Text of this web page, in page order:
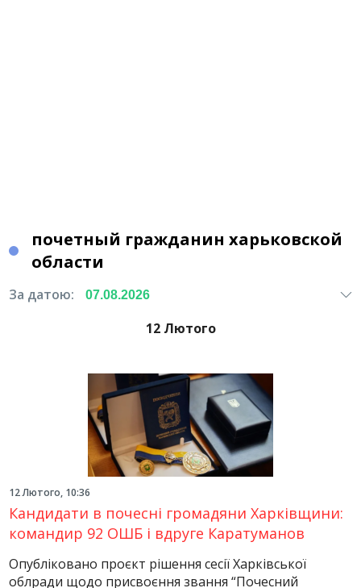
почетный гражданин харьковской
области
За датою:
12 Лютого
12 Лютого, 10:36
Кандидати в почесні громадяни Харківщини:
командир 92 ОШБ і вдруге Каратуманов
Опубліковано проєкт рішення сесії Харківської
облради щодо присвоєння звання “Почесний